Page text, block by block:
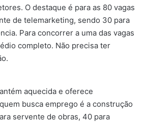
O destaque é para as 80 vagas
de telemarketing, sendo 30 para
Para concorrer a uma das vagas
completo. Não precisa ter
aquecida e oferece
busca emprego é a construção
servente de obras, 40 para